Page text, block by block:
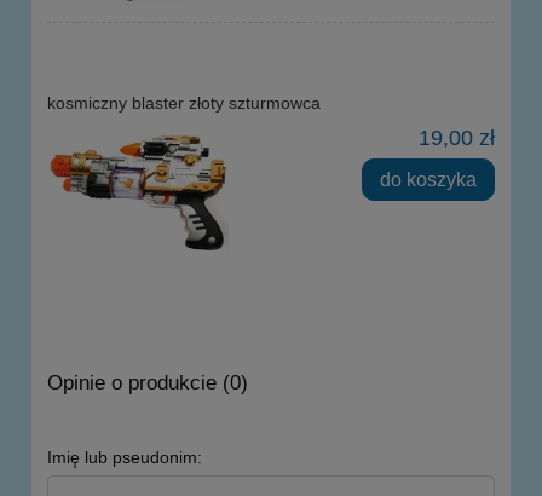
kosmiczny blaster złoty szturmowca
19,00 zł
do koszyka
Opinie o produkcie (0)
Imię lub pseudonim: